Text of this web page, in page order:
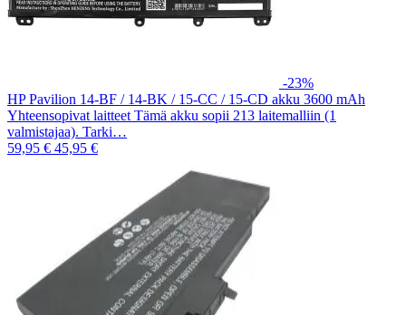
-23%
HP Pavilion 14-BF / 14-BK / 15-CC / 15-CD akku 3600 mAh
Yhteensopivat laitteet Tämä akku sopii 213 laitemalliin (1
valmistajaa). Tarki…
59,95 € 45,95 €